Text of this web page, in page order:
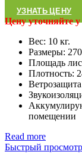
УЗНАТЬ ЦЕНУ
Цену уточняйте
Вес: 10 кг.
Размеры:
Площадь
Плотность:
Ветрозащита
помещении
Read more
Быстрый просмотр